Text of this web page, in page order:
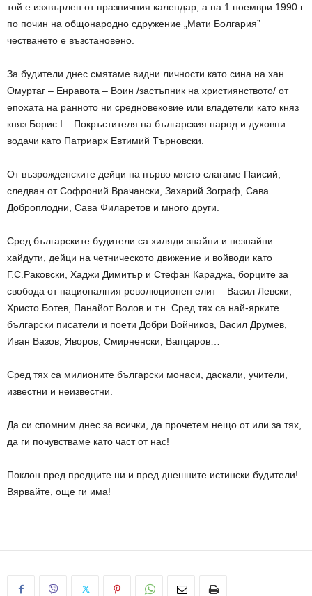
той е изхвърлен от празничния календар, а на 1 ноември 1990 г.
по почин на общонародно сдружение „Мати Болгария”
честването е възстановено.
За будители днес смятаме видни личности като сина на хан
Омуртаг – Енравота – Воин /застъпник на християнството/ от
епохата на ранното ни средновековие или владетели като княз
княз Борис І – Покръстителя на българския народ и духовни
водачи като Патриарх Евтимий Търновски.
От възрожденските дейци на първо място слагаме Паисий,
следван от Софроний Врачански, Захарий Зограф, Сава
Доброплодни, Сава Филаретов и много други.
Сред българските будители са хиляди знайни и незнайни
хайдути, дейци на четническото движение и войводи като
Г.С.Раковски, Хаджи Димитър и Стефан Караджа, борците за
свобода от националния революционен елит – Васил Левски,
Христо Ботев, Панайот Волов и т.н. Сред тях са най-ярките
български писатели и поети Добри Войников, Васил Друмев,
Иван Вазов, Яворов, Смирненски, Вапцаров…
Сред тях са милионите български монаси, даскали, учители,
известни и неизвестни.
Да си спомним днес за всички, да прочетем нещо от или за тях,
да ги почувстваме като част от нас!
Поклон пред предците ни и пред днешните истински будители!
Вярвайте, още ги има!